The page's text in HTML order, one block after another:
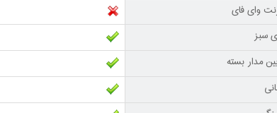
وای فای
سبز
مدار بسته